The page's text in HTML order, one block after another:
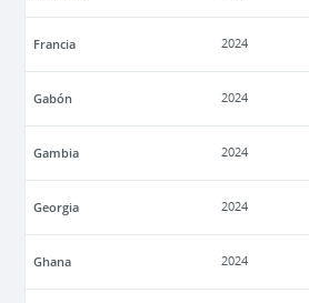
Francia 2024
Gabón 2024
Gambia 2024
Georgia 2024
Ghana 2024